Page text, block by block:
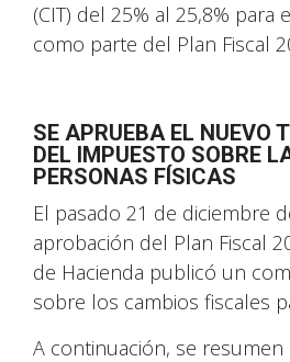
(CIT) del 25% al 25,8% para
como parte del Plan Fiscal
SE APRUEBA EL NUEVO
DEL IMPUESTO SOBRE
PERSONAS FÍSICAS
El pasado 21 de diciembre
aprobación del Plan Fiscal
de Hacienda publicó un
sobre los cambios fiscales
A continuación, se